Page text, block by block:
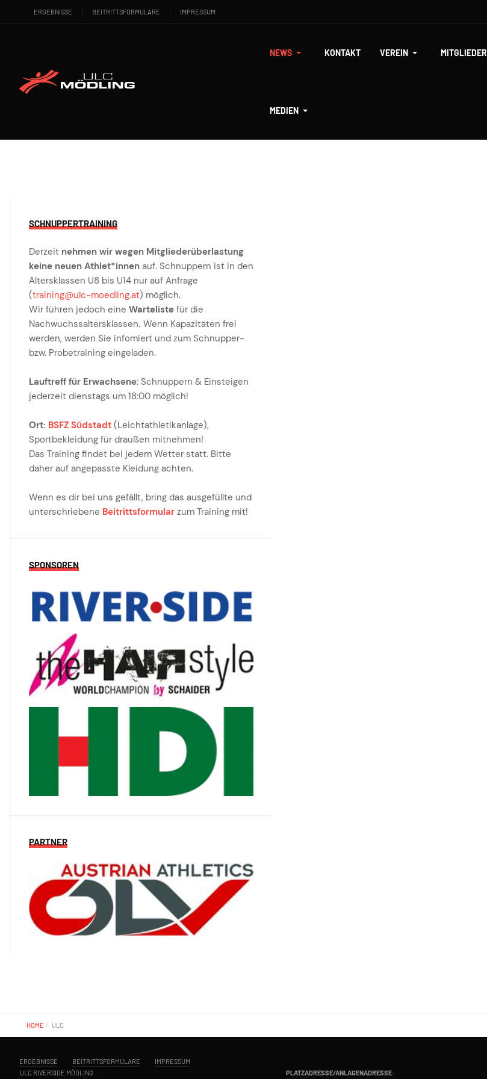
ERGEBNISSE BEITRITTSFORMULARE IMPRESSUM
NEWS KONTAKT VEREIN MITGLIEDER
MEDIEN
SCHNUPPERTRAINING
Derzeit nehmen wir wegen Mitgliederüberlastung
keine neuen Athlet*innen auf. Schnuppern ist in den
Altersklassen U8 bis U14 nur auf Anfrage
(training@ulc-moedling.at) möglich.
Wir führen jedoch eine Warteliste für die
Nachwuchssaltersklassen. Wenn Kapazitäten frei
werden, werden Sie infomiert und zum Schnupper-
bzw. Probetraining eingeladen.
Lauftreff für Erwachsene: Schnuppern & Einsteigen
jederzeit dienstags um 18:00 möglich!
Ort: BSFZ Südstadt (Leichtathletikanlage),
Sportbekleidung für draußen mitnehmen!
Das Training findet bei jedem Wetter statt. Bitte
daher auf angepasste Kleidung achten.
Wenn es dir bei uns gefällt, bring das ausgefüllte und
unterschriebene Beitrittsformular zum Training mit!
SPONSOREN
PARTNER
HOME ULC
ERGEBNISSE BEITRITTSFORMULARE
IMPRESSUM
ULC RIVERSIDE MÖDLING
PLATZADRESSE/ANLAGENADRESSE: